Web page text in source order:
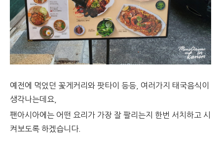
예전에 먹었던 꽃게커리와 팟타이 등등, 여러가지 태국음식이
생각나는데요,
팬아시아에는 어떤 요리가 가장 잘 팔리는지 한번 서치하고 시
켜보도록 하겠습니다.